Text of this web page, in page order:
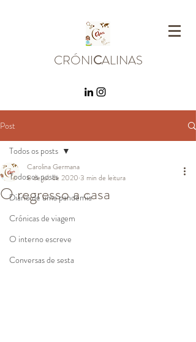
CRÓNICALINAS
Post
Todos os posts
Diário de uma pandemia
Crónicas de viagem
O interno escreve
Conversas de sesta
Todos os posts
O regresso a casa
Carolina Germana
8 de jul. de 2020 3 min de leitura